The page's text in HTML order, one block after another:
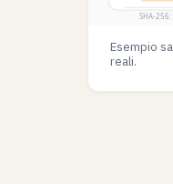
Esempio
reali.